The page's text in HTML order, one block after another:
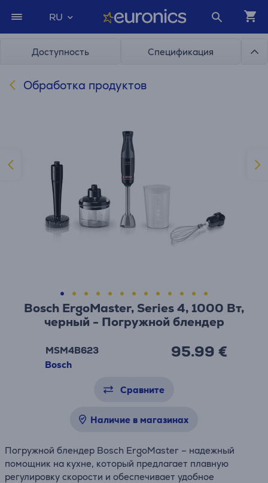
RU
Доступность Спецификация
Обработка продуктов
Bosch ErgoMaster, Series 4, 1000 Вт,
черный - Погружной блендер
MSM4B623
Bosch
95.99 €
Сравните
Наличие в магазинах
Погружной блендер Bosch ErgoMaster – надежный
помощник на кухне, который предлагает плавную
регулировку скорости и обеспечивает удобное